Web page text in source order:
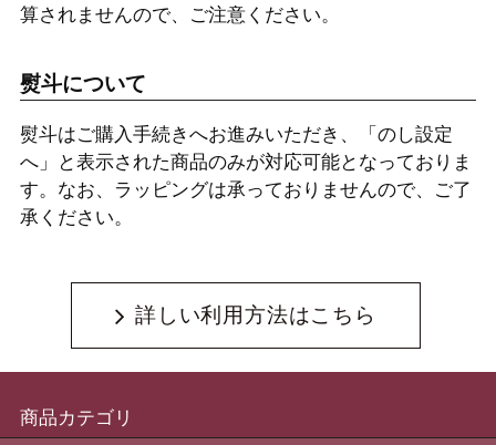
算されませんので、ご注意ください。
熨斗について
熨斗はご購入手続きへお進みいただき、「のし設定
へ」と表示された商品のみが対応可能となっておりま
す。なお、ラッピングは承っておりませんので、ご了
承ください。
詳しい利用方法はこちら
商品カテゴリ